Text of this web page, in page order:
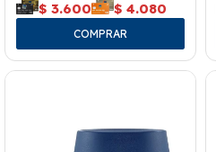
$ 3.600 $ 4.080